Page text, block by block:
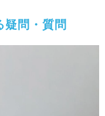
疑問・質問